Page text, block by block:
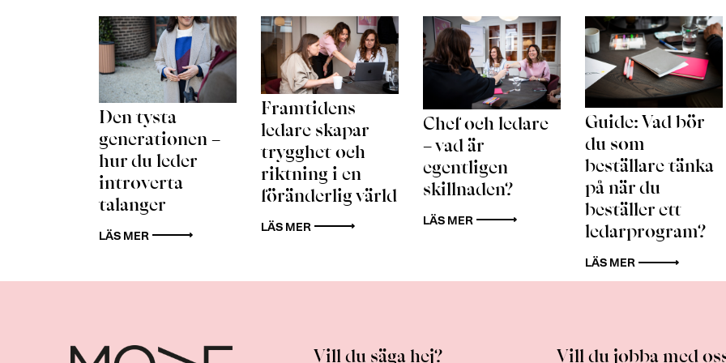
Den tysta
generationen –
hur du leder
introverta
talanger
LÄS MER
Framtidens
ledare skapar
trygghet och
riktning i en
föränderlig värld
LÄS MER
Chef och ledare
– vad är
egentligen
skillnaden?
LÄS MER
Guide: Vad bör
du som
beställare tänka
på när du
beställer ett
ledarprogram?
LÄS MER
Vill du säga hej? Vill du jobba med